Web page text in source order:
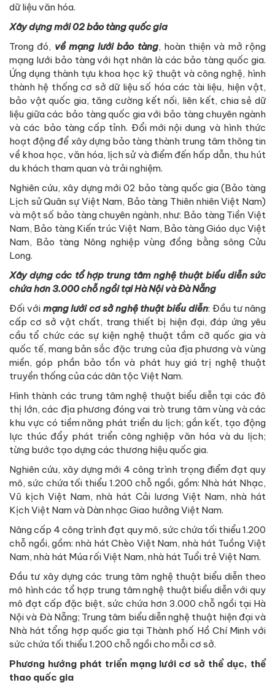
dữ liệu văn hóa.
Xây dựng mới 02 bảo tàng quốc gia
Trong đó, về mạng lưới bảo tàng, hoàn thiện và mở rộng
mạng lưới bảo tàng với hạt nhân là các bảo tàng quốc gia.
Ứng dụng thành tựu khoa học kỹ thuật và công nghệ, hình
thành hệ thống cơ sở dữ liệu số hóa các tài liệu, hiện vật,
bảo vật quốc gia, tăng cường kết nối, liên kết, chia sẻ dữ
liệu giữa các bảo tàng quốc gia với bảo tàng chuyên ngành
và các bảo tàng cấp tỉnh. Đổi mới nội dung và hình thức
hoạt động để xây dựng bảo tàng thành trung tâm thông tin
về khoa học, văn hóa, lịch sử và điểm đến hấp dẫn, thu hút
du khách tham quan và trải nghiệm.
Nghiên cứu, xây dựng mới 02 bảo tàng quốc gia (Bảo tàng
Lịch sử Quân sự Việt Nam, Bảo tàng Thiên nhiên Việt Nam)
và một số bảo tàng chuyên ngành, như: Bảo tàng Tiền Việt
Nam, Bảo tàng Kiến trúc Việt Nam, Bảo tàng Giáo dục Việt
Nam, Bảo tàng Nông nghiệp vùng đồng bằng sông Cửu
Long.
Xây dựng các tổ hợp trung tâm nghệ thuật biểu diễn sức
chứa hơn 3.000 chỗ ngồi tại Hà Nội và Đà Nẵng
Đối với mạng lưới cơ sở nghệ thuật biểu diễn: Đầu tư nâng
cấp cơ sở vật chất, trang thiết bị hiện đại, đáp ứng yêu
cầu tổ chức các sự kiện nghệ thuật tầm cỡ quốc gia và
quốc tế, mang bản sắc đặc trưng của địa phương và vùng
miền, góp phần bảo tồn và phát huy giá trị nghệ thuật
truyền thống của các dân tộc Việt Nam.
Hình thành các trung tâm nghệ thuật biểu diễn tại các đô
thị lớn, các địa phương đóng vai trò trung tâm vùng và các
khu vực có tiềm năng phát triển du lịch; gắn kết, tạo động
lực thúc đẩy phát triển công nghiệp văn hóa và du lịch;
từng bước tạo dựng các thương hiệu quốc gia.
Nghiên cứu, xây dựng mới 4 công trình trọng điểm đạt quy
mô, sức chứa tối thiểu 1.200 chỗ ngồi, gồm: Nhà hát Nhạc,
Vũ kịch Việt Nam, nhà hát Cải lương Việt Nam, nhà hát
Kịch Việt Nam và Dàn nhạc Giao hưởng Việt Nam.
Nâng cấp 4 công trình đạt quy mô, sức chứa tối thiểu 1.200
chỗ ngồi, gồm: nhà hát Chèo Việt Nam, nhà hát Tuồng Việt
Nam, nhà hát Múa rối Việt Nam, nhà hát Tuổi trẻ Việt Nam.
Đầu tư xây dựng các trung tâm nghệ thuật biểu diễn theo
mô hình các tổ hợp trung tâm nghệ thuật biểu diễn với quy
mô đạt cấp đặc biệt, sức chứa hơn 3.000 chỗ ngồi tại Hà
Nội và Đà Nẵng; Trung tâm biểu diễn nghệ thuật hiện đại và
Nhà hát tổng hợp quốc gia tại Thành phố Hồ Chí Minh với
sức chứa tối thiểu 1.200 chỗ ngồi cho mỗi cơ sở.
Phương hướng phát triển mạng lưới cơ sở thể dục, thể
thao quốc gia